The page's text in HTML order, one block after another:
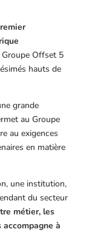
Offset 5
hauts de
grande
au Groupe
au exigences
en matière
une institution,
du secteur
métier, les
à